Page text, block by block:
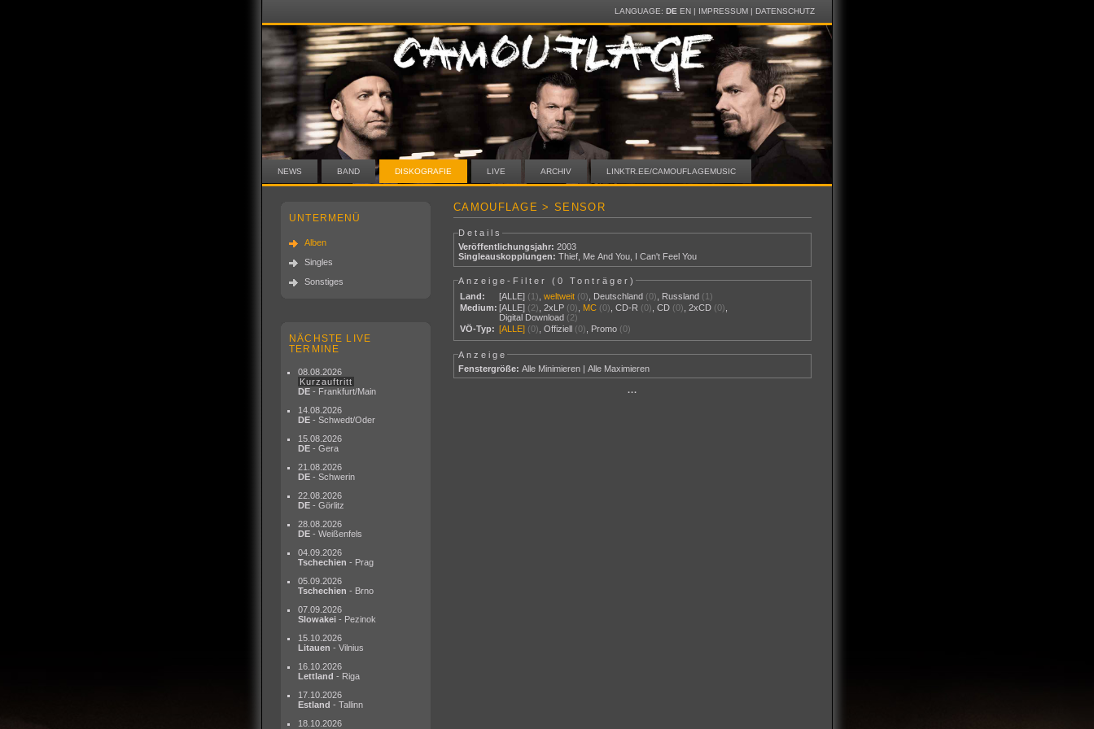
LANGUAGE: DE EN| IMPRESSUM| DATENSCHUTZ
NEWS BAND DISKOGRAFIE LIVE ARCHIV LINKTR.EE/CAMOUFLAGEMUSIC
UNTERMENÜ
Alben
Singles
Sonstiges
NÄCHSTE LIVE
TERMINE
08.08.2026
Kurzauftritt
DE - Frankfurt/Main
14.08.2026
DE - Schwedt/Oder
15.08.2026
DE - Gera
21.08.2026
DE - Schwerin
22.08.2026
DE - Görlitz
28.08.2026
DE - Weißenfels
04.09.2026
Tschechien - Prag
05.09.2026
Tschechien - Brno
07.09.2026
Slowakei - Pezinok
15.10.2026
Litauen - Vilnius
16.10.2026
Lettland - Riga
17.10.2026
Estland - Tallinn
18.10.2026
CAMOUFLAGE > SENSOR
Details
Veröffentlichungsjahr: 2003
Singleauskopplungen: Thief, Me And You, I Can't Feel You
Anzeige-Filter (0 Tonträger)
Land:
[ALLE] (1) ,weltweit (0) Deutschland (0) Russland (1)
Medium: [ALLE] (2) ,2xLP (0) MC (0) ,CD-R (0) ,CD (0) ,2xCD (0)
Digital Download (2)
VÖ-Typ: [ALLE] (0) ,Offiziell (0) Promo (0)
Anzeige
Fenstergröße: Alle Minimieren |Alle Maximieren
···